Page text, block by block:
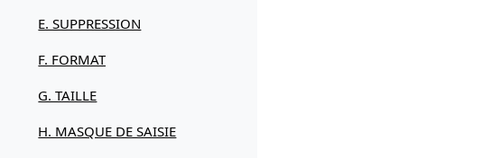
E. SUPPRESSION
F. FORMAT
G. TAILLE
H. MASQUE DE SAISIE